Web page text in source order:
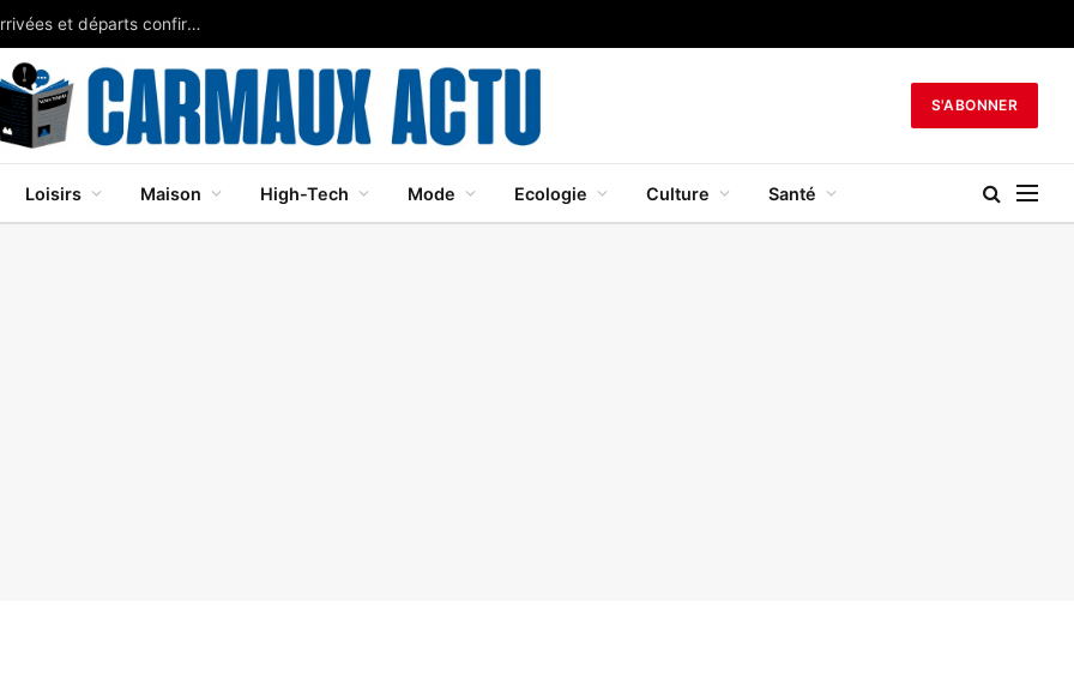
Nice mercato 2026-2027 transferts: récap des arrivées et départs confirmés
S'ABONNER
Loisirs Maison High-Tech Mode Ecologie Culture Santé